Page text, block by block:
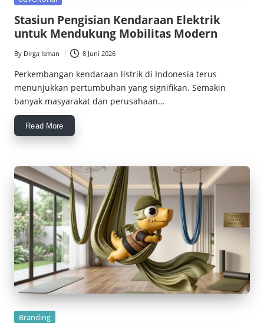
c
e
M
a
g
z
Stasiun Pengisian Kendaraan Elektrik
untuk Mendukung Mobilitas Modern
Posted
by
By Dirga Isman 8 Juni 2026
Perkembangan kendaraan listrik di Indonesia terus
menunjukkan pertumbuhan yang signifikan. Semakin
banyak masyarakat dan perusahaan…
Read More
Posted
Branding